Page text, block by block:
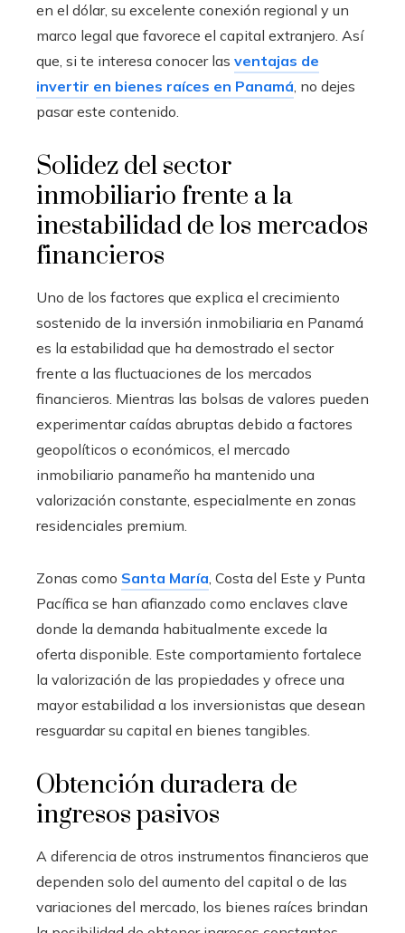
en el dólar, su excelente conexión regional y un
marco legal que favorece el capital extranjero. Así
que, si te interesa conocer las ventajas de
invertir en bienes raíces en Panamá, no dejes
pasar este contenido.
Solidez del sector
inmobiliario frente a la
inestabilidad de los mercados
financieros
Uno de los factores que explica el crecimiento
sostenido de la inversión inmobiliaria en Panamá
es la estabilidad que ha demostrado el sector
frente a las fluctuaciones de los mercados
financieros. Mientras las bolsas de valores pueden
experimentar caídas abruptas debido a factores
geopolíticos o económicos, el mercado
inmobiliario panameño ha mantenido una
valorización constante, especialmente en zonas
residenciales premium.
Zonas como Santa María, Costa del Este y Punta
Pacífica se han afianzado como enclaves clave
donde la demanda habitualmente excede la
oferta disponible. Este comportamiento fortalece
la valorización de las propiedades y ofrece una
mayor estabilidad a los inversionistas que desean
resguardar su capital en bienes tangibles.
Obtención duradera de
ingresos pasivos
A diferencia de otros instrumentos financieros que
dependen solo del aumento del capital o de las
variaciones del mercado, los bienes raíces brindan